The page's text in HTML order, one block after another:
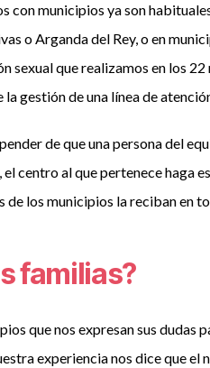
con municipios ya son
o Arganda del Rey, o en
sexual que realizamos en los
la gestión de una línea de
de que una persona del
centro al que pertenece haga
de los municipios la reciban en
familias?
que nos expresan sus
experiencia nos dice que